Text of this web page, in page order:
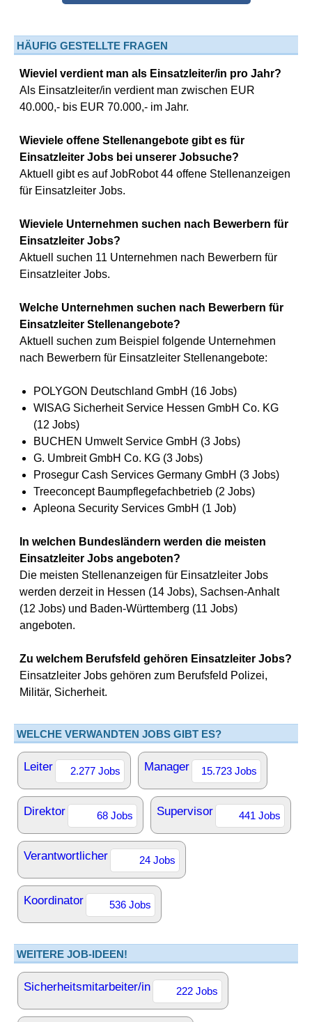
HÄUFIG GESTELLTE FRAGEN
Wieviel verdient man als Einsatzleiter/in pro Jahr?
Als Einsatzleiter/in verdient man zwischen EUR
40.000,- bis EUR 70.000,- im Jahr.
Wieviele offene Stellenangebote gibt es für
Einsatzleiter Jobs bei unserer Jobsuche?
Aktuell gibt es auf JobRobot 44 offene Stellenanzeigen
für Einsatzleiter Jobs.
Wieviele Unternehmen suchen nach Bewerbern für
Einsatzleiter Jobs?
Aktuell suchen 11 Unternehmen nach Bewerbern für
Einsatzleiter Jobs.
Welche Unternehmen suchen nach Bewerbern für
Einsatzleiter Stellenangebote?
Aktuell suchen zum Beispiel folgende Unternehmen
nach Bewerbern für Einsatzleiter Stellenangebote:
POLYGON Deutschland GmbH (16 Jobs)
WISAG Sicherheit Service Hessen GmbH Co. KG
(12 Jobs)
BUCHEN Umwelt Service GmbH (3 Jobs)
G. Umbreit GmbH Co. KG (3 Jobs)
Prosegur Cash Services Germany GmbH (3 Jobs)
Treeconcept Baumpflegefachbetrieb (2 Jobs)
Apleona Security Services GmbH (1 Job)
In welchen Bundesländern werden die meisten
Einsatzleiter Jobs angeboten?
Die meisten Stellenanzeigen für Einsatzleiter Jobs
werden derzeit in Hessen (14 Jobs), Sachsen-Anhalt
(12 Jobs) und Baden-Württemberg (11 Jobs)
angeboten.
Zu welchem Berufsfeld gehören Einsatzleiter Jobs?
Einsatzleiter Jobs gehören zum Berufsfeld Polizei,
Militär, Sicherheit.
WELCHE VERWANDTEN JOBS GIBT ES?
Leiter 2.277 Jobs Manager 15.723 Jobs
Direktor 68 Jobs Supervisor 441 Jobs
Verantwortlicher 24 Jobs
Koordinator 536 Jobs
WEITERE JOB-IDEEN!
Sicherheitsmitarbeiter/in 222 Jobs